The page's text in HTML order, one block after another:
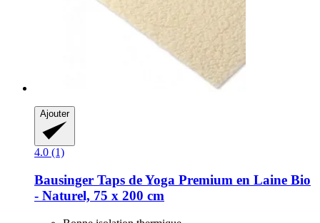
Ajouter
4.0 (1)
Bausinger Taps de Yoga Premium en Laine Bio
-​ Naturel, 75 x 200 cm